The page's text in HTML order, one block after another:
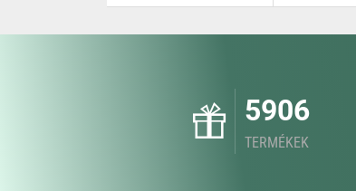
5906
TERMÉKEK